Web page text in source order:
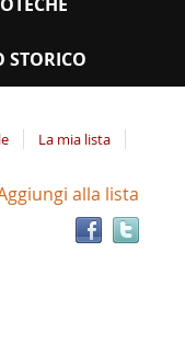
STORICO
La mia lista
alla lista